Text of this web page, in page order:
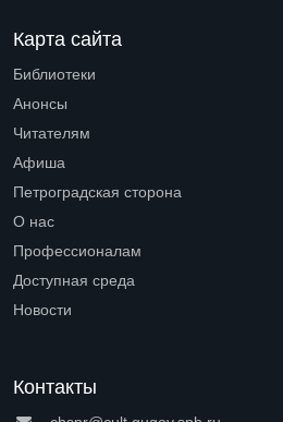
Карта сайта
Библиотеки
Анонсы
Читателям
Афиша
Петроградская сторона
О нас
Профессионалам
Доступная среда
Новости
Контакты